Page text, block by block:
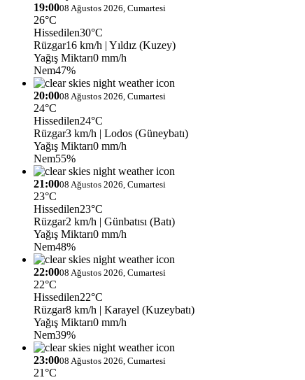
19:0008 Ağustos 2026, Cumartesi
26°C
Hissedilen30°C
Rüzgar16 km/h | Yıldız (Kuzey)
Yağış Miktarı0 mm/h
Nem47%
20:0008 Ağustos 2026, Cumartesi
24°C
Hissedilen24°C
Rüzgar3 km/h | Lodos (Güneybatı)
Yağış Miktarı0 mm/h
Nem55%
21:0008 Ağustos 2026, Cumartesi
23°C
Hissedilen23°C
Rüzgar2 km/h | Günbatısı (Batı)
Yağış Miktarı0 mm/h
Nem48%
22:0008 Ağustos 2026, Cumartesi
22°C
Hissedilen22°C
Rüzgar8 km/h | Karayel (Kuzeybatı)
Yağış Miktarı0 mm/h
Nem39%
23:0008 Ağustos 2026, Cumartesi
21°C